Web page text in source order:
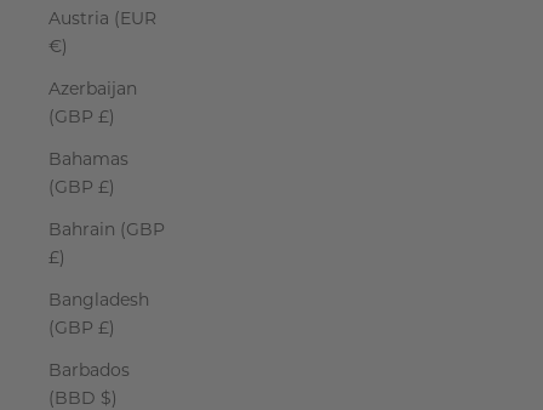
Austria (EUR
€)
Azerbaijan
(GBP £)
Bahamas
(GBP £)
Bahrain (GBP
£)
Bangladesh
(GBP £)
Barbados
(BBD $)